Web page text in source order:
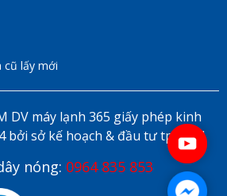
cũ lấy mới
DV máy lạnh 365 giấy phép kinh
bởi sở kế hoạch & đầu tư tp HCM
nóng: 0964 835 853